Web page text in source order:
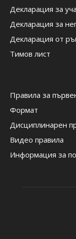
Декларация за
Декларация за
Декларация от
Тимов лист
Правила за
Формат
Дисциплинарен
Видео правила
Информация за